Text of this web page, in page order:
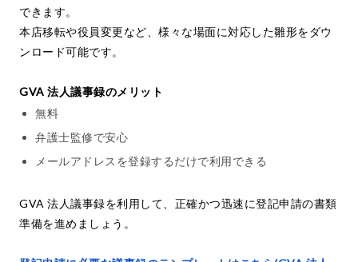
できます。
本店移転や役員変更など、様々な場面に対応した雛形をダウ
ンロード可能です。
GVA 法人議事録のメリット
無料
弁護士監修で安心
メールアドレスを登録するだけで利用できる
GVA 法人議事録を利用して、正確かつ迅速に登記申請の書類
準備を進めましょう。